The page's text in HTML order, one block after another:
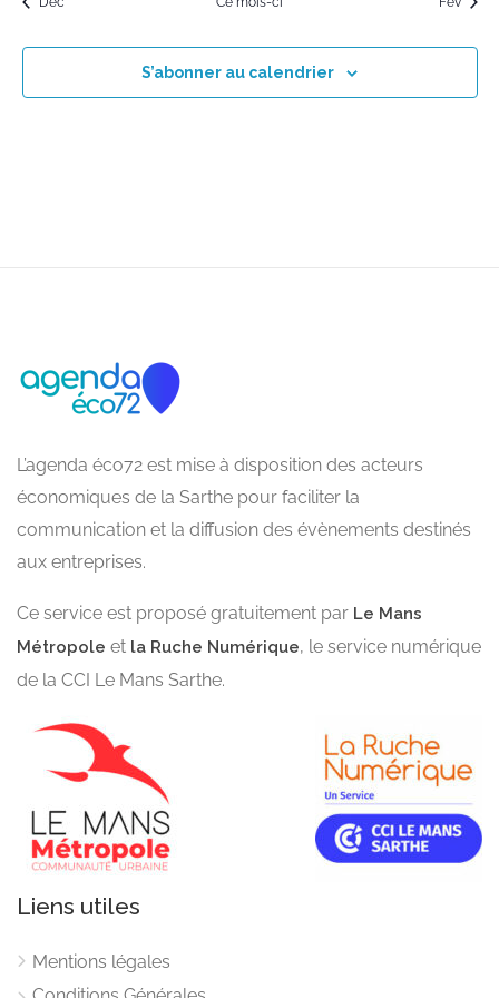
S’abonner au calendrier
L’agenda éco72 est mise à disposition des acteurs
économiques de la Sarthe pour faciliter la
communication et la diffusion des évènements destinés
aux entreprises.
Ce service est proposé gratuitement par Le Mans
Métropole et la Ruche Numérique, le service numérique
de la CCI Le Mans Sarthe.
Liens utiles
Mentions légales